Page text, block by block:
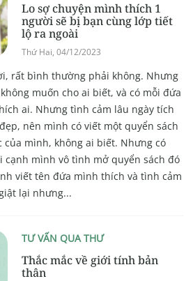
Lo sợ chuyện mình thích 1
người sẽ bị bạn cùng lớp tiết
lộ ra ngoài
Thứ Hai, 04/12/2023
rất bình thường phải không. Nhưng
muốn cho ai biết, và có mỗi đứa
ai. Nhưng tình cảm lâu ngày tích
nên mình có viết một quyển sách
của mình, không ai biết. Nhưng có
cạnh mình vô tình mở quyển sách đó
viết tên đứa mình thích và tình cảm
lại nhưng...
TƯ VẤN QUA THƯ
Thắc mắc về giới tính bản
thân